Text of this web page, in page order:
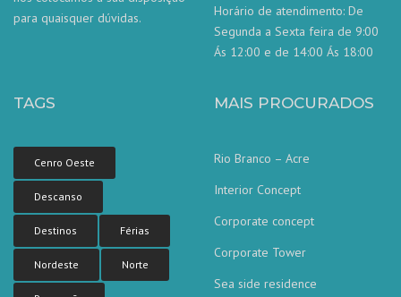
para quaisquer dúvidas.
Horário de atendimento: De
Segunda a Sexta feira de 9:00
Ás 12:00 e de 14:00 Ás 18:00
TAGS
Cenro Oeste
Descanso
Destinos Férias
Nordeste Norte
MAIS PROCURADOS
Rio Branco – Acre
Interior Concept
Corporate concept
Corporate Tower
Sea side residence
Nossa equipe de atendimento ao